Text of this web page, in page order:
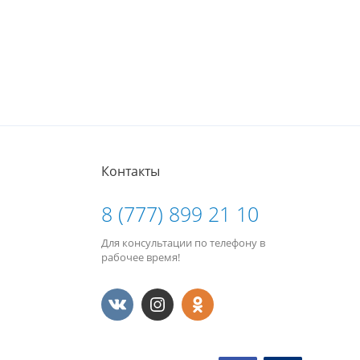
Контакты
8 (777) 899 21 10
Для консультации по телефону в
рабочее время!